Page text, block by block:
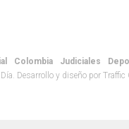
Colombia Judiciales
Desarrollo y diseño por Traffic